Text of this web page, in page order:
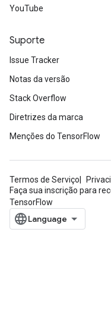
YouTube
Suporte
Issue Tracker
Notas da versão
Stack Overflow
Diretrizes da marca
Menções do TensorFlow
Termos de Serviço
Faça sua inscrição para
TensorFlow